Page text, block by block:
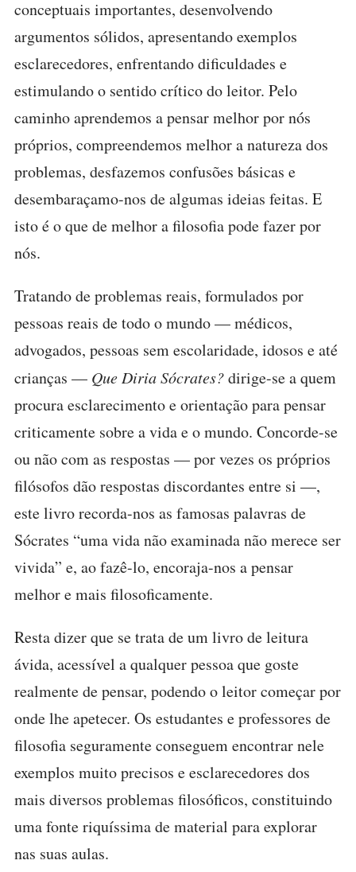
conceptuais importantes, desenvolvendo
argumentos sólidos, apresentando exemplos
esclarecedores, enfrentando dificuldades e
estimulando o sentido crítico do leitor. Pelo
caminho aprendemos a pensar melhor por nós
próprios, compreendemos melhor a natureza dos
problemas, desfazemos confusões básicas e
desembaraçamo-nos de algumas ideias feitas. E
isto é o que de melhor a filosofia pode fazer por
nós.
Tratando de problemas reais, formulados por
pessoas reais de todo o mundo — médicos,
advogados, pessoas sem escolaridade, idosos e até
crianças — Que Diria Sócrates?dirige-se a quem
procura esclarecimento e orientação para pensar
criticamente sobre a vida e o mundo. Concorde-se
ou não com as respostas — por vezes os próprios
filósofos dão respostas discordantes entre si —,
este livro recorda-nos as famosas palavras de
Sócrates “uma vida não examinada não merece ser
vivida” e, ao fazê-lo, encoraja-nos a pensar
melhor e mais filosoficamente.
Resta dizer que se trata de um livro de leitura
ávida, acessível a qualquer pessoa que goste
realmente de pensar, podendo o leitor começar por
onde lhe apetecer. Os estudantes e professores de
filosofia seguramente conseguem encontrar nele
exemplos muito precisos e esclarecedores dos
mais diversos problemas filosóficos, constituindo
uma fonte riquíssima de material para explorar
nas suas aulas.